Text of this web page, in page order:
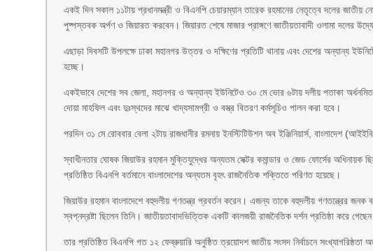
একই দিন সকাল ১১টায় প্রধানমন্ত্রী ও বিএনপি চেয়ারম্যান তারেক রহমানের নেতৃত্বে দলের জাতীয়
পুষ্পস্তবক অর্পণ ও জিয়ারত করবেন। জিয়ারত শেষে মাজার প্রাঙ্গণে জাতীয়তাবাদী ওলামা দলের
এছাড়া দিবসটি উপলক্ষে ঢাকা মহানগর উত্তর ও দক্ষিণের প্রতিটি থানায় এবং দেশের অন্যান্য
হচ্ছে।
একইভাবে দেশের সব জেলা, মহানগর ও অন্যান্য ইউনিটেও ৩০ মে ভোর ৬টায় দলীয় পতাকা
দোয়া মাহফিল এবং দুঃস্থদের মাঝে খাদ্যসামগ্রী ও বস্ত্র বিতরণ কর্মসূচিও পালন করা হবে।
পরদিন ৩১ মে রোববার বেলা ২টায় রাজধানীর রমনায় ইনস্টিটিউশন অব ইঞ্জিনিয়ার্স, বাংলাদেশ
স্বাধীনতার ঘোষক জিয়াউর রহমান মুক্তিযুদ্ধের অন্যতম সেক্টর কমান্ডার ও জেড ফোর্সের অধিনায়ক
প্রতিষ্ঠিত বিএনপি বর্তমানে বাংলাদেশের অন্যতম বৃহৎ রাজনৈতিক শক্তিতে পরিণত হয়েছে।
জিয়াউর রহমান বাংলাদেশে বহুদলীয় গণতন্ত্র প্রবর্তন করেন। এজন্য তাকে বহুদলীয় গণতন্ত্রের জনক
স্বপ্নদ্রষ্টা ছিলেন তিনি। জাতীয়তাবাদভিত্তিক একটি কালজয়ী রাজনৈতিক দর্শন প্রতিষ্ঠা করে
তার প্রতিষ্ঠিত বিএনপি গত ১২ ফেব্রুয়ারি অনুষ্ঠিত ত্রয়োদশ জাতীয় সংসদ নির্বাচনে